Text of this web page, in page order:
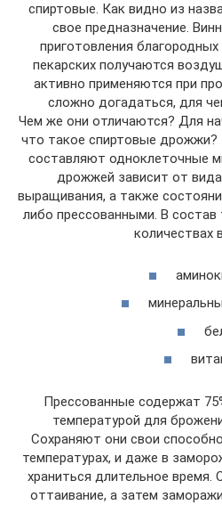
спиртовые. Как видно из
свое предназначение.
приготовления
пекарских получаются
активно применяются при
сложно догадаться, для
Чем же они отличаются? Для
что такое спиртовые дрожжи?
составляют одноклеточные
дрожжей зависит от
выращивания, а также
либо прессованными. В состав
количествах
Прессованные содержат
температурой для
Сохраняют они свои
температурах, и даже в
храниться длительное время.
оттаивание, а затем